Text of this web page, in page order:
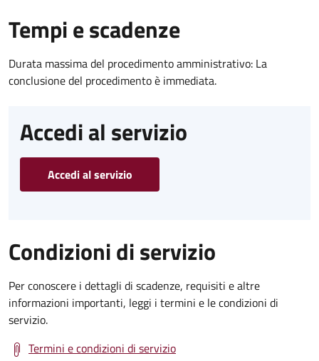
Tempi e scadenze
Durata massima del procedimento amministrativo: La
conclusione del procedimento è immediata.
Accedi al servizio
Accedi al servizio
Condizioni di servizio
Per conoscere i dettagli di scadenze, requisiti e altre
informazioni importanti, leggi i termini e le condizioni di
servizio.
Termini e condizioni di servizio